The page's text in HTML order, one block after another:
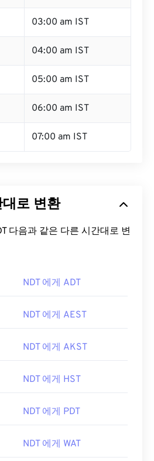
03:00 am IST
04:00 am IST
05:00 am IST
06:00 am IST
07:00 am IST
로 변환
다음과 같은 다른 시간대로 변
NDT 에게 ADT
NDT 에게 AEST
NDT 에게 AKST
NDT 에게 HST
NDT 에게 PDT
NDT 에게 WAT